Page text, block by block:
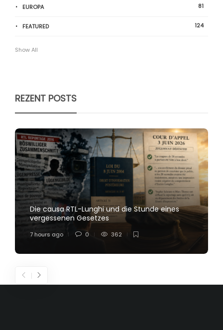
EUROPA 81
FEATURED 124
Show All
REZENT POSTS
Die causa RTL-Lunghi und die Stunde eines
vergessenen Gesetzes
7 hours ago 0 362